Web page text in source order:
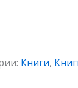
Книги,